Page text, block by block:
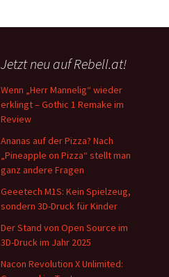
Jetzt neu auf Rebell.at!
Wenn „Herr Mannelig“ wieder
erklingt – Gothic 1 Remake im
Review
Ananas auf der Pizza? Nach
„Pineapple on Pizza“ stellt man
ganz andere Fragen
Geeetech M1S: Kein Spielzeug,
sondern 3D-Druck für Kinder
Der Stand von Open Source im
3D-Druck im Jahr 2025
Nacon Revolution X Unlimited: